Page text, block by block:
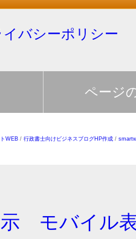
イバシーポリシー
ページ
WEB/ 行政書士向けビジネスブログHP作成/
モバイル